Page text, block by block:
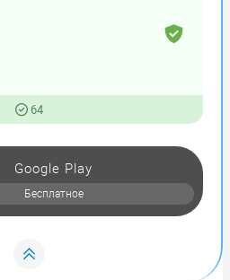
64
Google Play
Бесплатное